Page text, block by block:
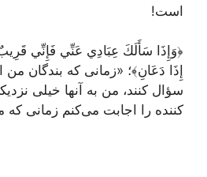
است!
﴿وَإِذَا سَأَلَكَ عِبَادِي عَنِّي فَإِنِّي
إِذَا دَعَانِ﴾؛ «زمانی که بندگان
سؤال کنند، من به آنها خیلی
کننده را اجابت می‌کنم زمانی که